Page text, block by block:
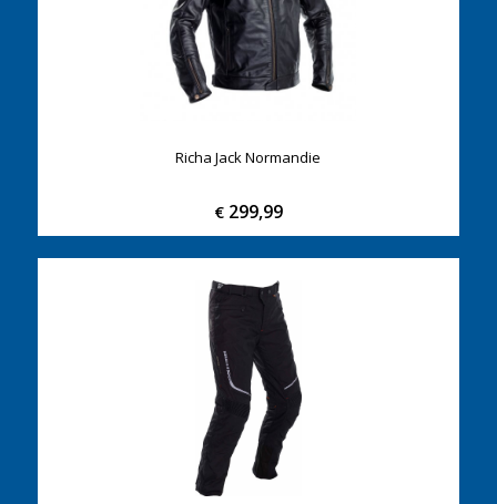
Richa Jack Normandie
€299,99